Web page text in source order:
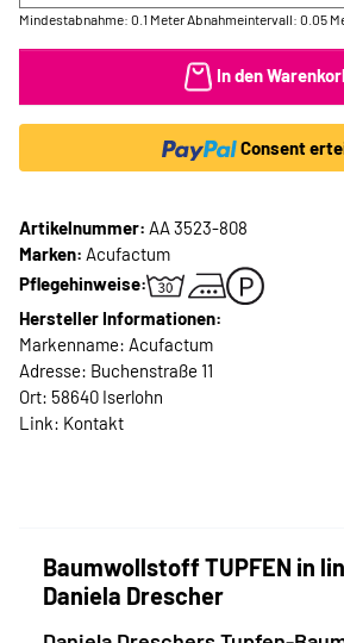
Mindestabnahme: 0.1 Meter Abnahmeintervall: 0.05
In den
Consent
Artikelnummer: AA 3523-808
Marken: Acufactum
Pflegehinweise:
Hersteller Informationen:
Markenname: Acufactum
Adresse: Buchenstraße 11
Ort: 58640 Iserlohn
Link: Kontakt
Baumwollstoff TUPFEN in
Daniela Drescher